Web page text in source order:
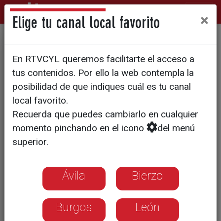
Las cuatro mociones
presentadas en el pleno de
mayo de la Diputación han
sido rechazadas
Elige tu canal local favorito ×
En RTVCYL queremos facilitarte el acceso a
tus contenidos. Por ello la web contempla la
posibilidad de que indiques cuál es tu canal
local favorito.
Recuerda que puedes cambiarlo en cualquier
momento pinchando en el icono
del menú
superior.
Ávila Bierzo
Burgos León